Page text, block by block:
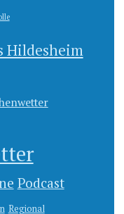
Hildesheim
Podcast
Regional